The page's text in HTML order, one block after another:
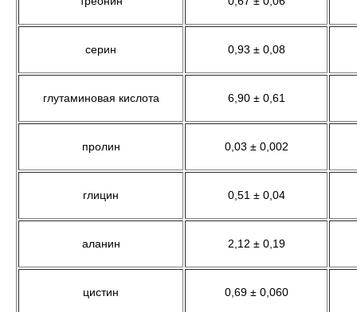
серин 0,93 ± 0,08
глутаминовая кислота 6,90 ± 0,61
пролин 0,03 ± 0,002
глицин 0,51 ± 0,04
аланин 2,12 ± 0,19
цистин 0,69 ± 0,060